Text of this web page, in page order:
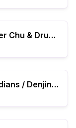
Master Chu & Drunkard Hu (Asia) (Unl) (NES)
Guardians / Denjin Makai II